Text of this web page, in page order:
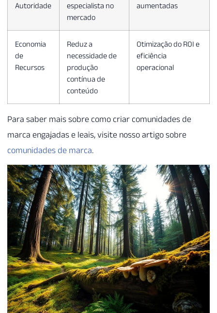
Autoridade
especialista no
mercado
aumentadas
Economia
de
Recursos
Reduz a
necessidade de
produção
contínua de
conteúdo
Otimização do ROI e
eficiência
operacional
Para saber mais sobre como criar comunidades de
marca engajadas e leais, visite nosso artigo sobre
comunidades de marca.